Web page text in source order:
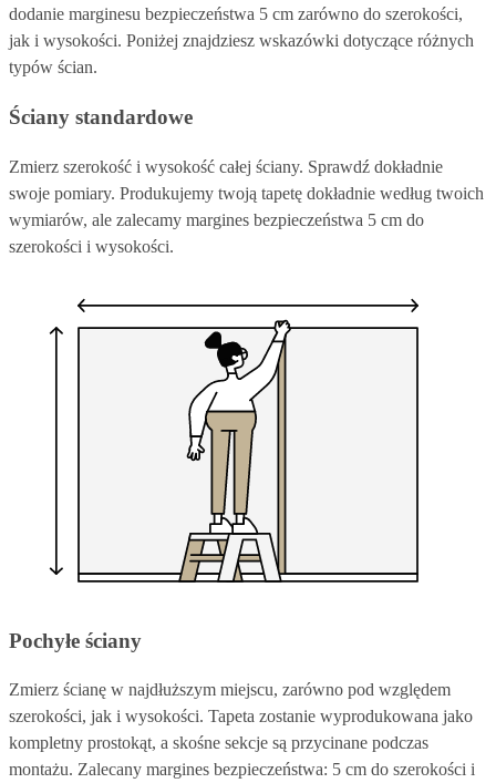
dodanie marginesu bezpieczeństwa 5 cm zarówno do szerokości,
jak i wysokości. Poniżej znajdziesz wskazówki dotyczące różnych
typów ścian.
Ściany standardowe
Zmierz szerokość i wysokość całej ściany. Sprawdź dokładnie
swoje pomiary. Produkujemy twoją tapetę dokładnie według twoich
wymiarów, ale zalecamy margines bezpieczeństwa 5 cm do
szerokości i wysokości.
Pochyłe ściany
Zmierz ścianę w najdłuższym miejscu, zarówno pod względem
szerokości, jak i wysokości. Tapeta zostanie wyprodukowana jako
kompletny prostokąt, a skośne sekcje są przycinane podczas
montażu. Zalecany margines bezpieczeństwa: 5 cm do szerokości i